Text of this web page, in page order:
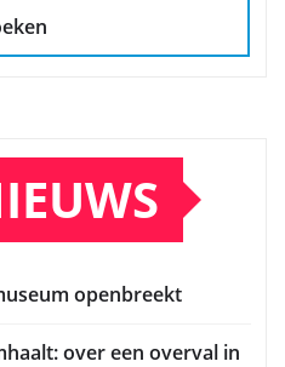
openbreekt
over een overval in